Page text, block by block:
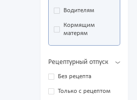
Водителям
Кормящим
матерям
Рецептурный отпуск
Без рецепта
Только с рецептом